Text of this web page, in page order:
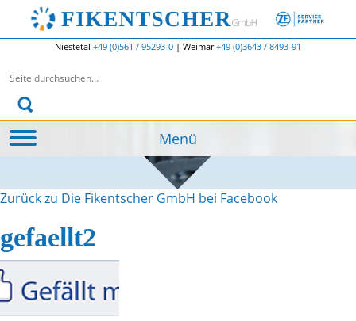
Niestetal +49 (0)561 / 95293-0 | Weimar+49 (0)3643 / 8493-91
Suchen nach:
Menü
Zurück zu Die Fikentscher GmbH bei Facebook
gefaellt2